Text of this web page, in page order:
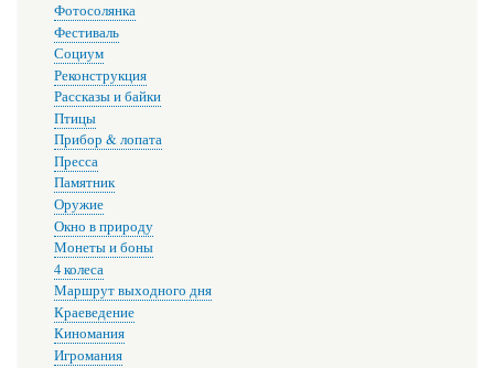
Фотосолянка
Фестиваль
Социум
Реконструкция
Рассказы и байки
Птицы
Прибор & лопата
Пресса
Памятник
Оружие
Окно в природу
Монеты и боны
4 колеса
Маршрут выходного дня
Краеведение
Киномания
Игромания